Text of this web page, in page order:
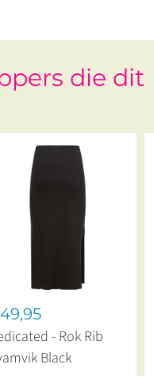
die dit
- Rok Rib
Black